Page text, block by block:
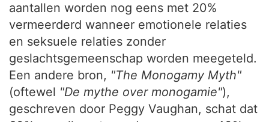
aantallen worden nog eens met 20%
vermeerderd wanneer emotionele relaties
en seksuele relaties zonder
geslachtsgemeenschap worden meegeteld.
Een andere bron, "The Monogamy Myth"
(oftewel "De mythe over monogamie"),
geschreven door Peggy Vaughan, schat dat